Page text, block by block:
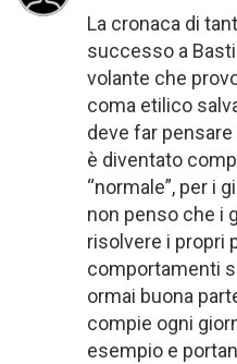
La cronaca di
successo a
volante che
coma etilico
deve far
è diventato
“normale”, per i
non penso che i
risolvere i propri
comportamenti
ormai buona
compie ogni
esempio e